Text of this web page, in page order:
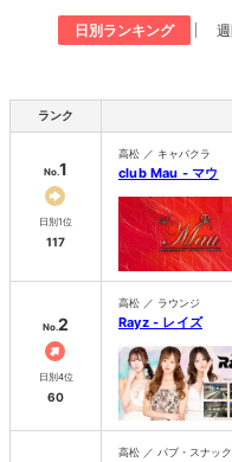
日別ランキング
ランク
No.1
日別1位
117
高松 ／ キャバクラ
club Mau - マウ
No.2
日別4位
60
高松 ／ ラウンジ
Rayz - レイズ
高松 ／ パブ・スナック